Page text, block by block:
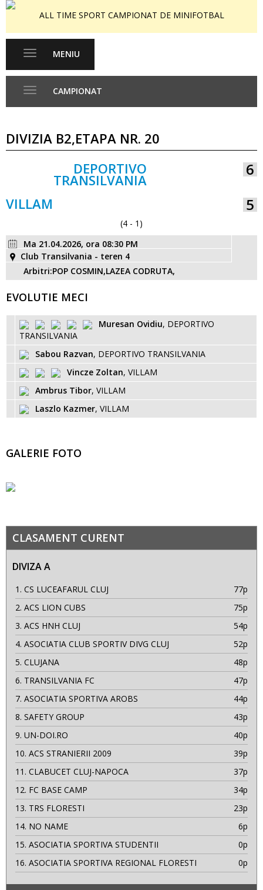
ALL TIME SPORT CAMPIONAT DE MINIFOTBAL
Toggle
MENIU
CAMPIONAT
DIVIZIA B2,ETAPA NR. 20
DEPORTIVO
TRANSILVANIA
6
5
VILLAM
(4 - 1)
Ma 21.04.2026, ora 08:30 PM
Club Transilvania - teren 4
Arbitri:POP COSMIN,LAZEA CODRUTA,
EVOLUTIE MECI
Muresan Ovidiu, DEPORTIVO
TRANSILVANIA
Sabou Razvan, DEPORTIVO TRANSILVANIA
Vincze Zoltan, VILLAM
Ambrus Tibor, VILLAM
Laszlo Kazmer, VILLAM
GALERIE FOTO
CLASAMENT CURENT
DIVIZA A
1. CS LUCEAFARUL CLUJ
77p
2. ACS LION CUBS
75p
3. ACS HNH CLUJ
54p
4. ASOCIATIA CLUB SPORTIV DIVG CLUJ
52p
5. CLUJANA
48p
6. TRANSILVANIA FC
47p
7. ASOCIATIA SPORTIVA AROBS
44p
8. SAFETY GROUP
43p
9. UN-DOI.RO
40p
10. ACS STRANIERII 2009
39p
11. CLABUCET CLUJ-NAPOCA
37p
12. FC BASE CAMP
34p
13. TRS FLORESTI
23p
14. NO NAME
6p
15. ASOCIATIA SPORTIVA STUDENTII
0p
16. ASOCIATIA SPORTIVA REGIONAL FLORESTI 0p